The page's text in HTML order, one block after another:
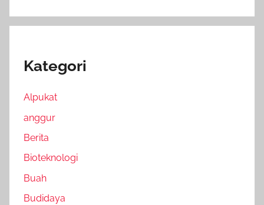
Kategori
Alpukat
anggur
Berita
Bioteknologi
Buah
Budidaya